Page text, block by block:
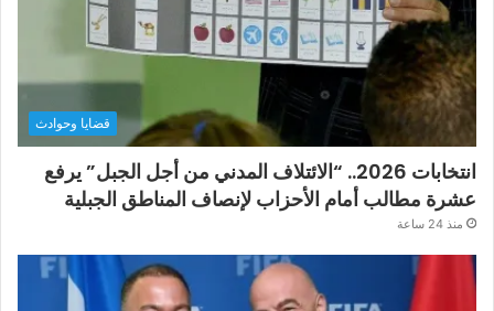
قضايا وحوادث
انتخابات 2026.. “الائتلاف المدني من أجل الجبل” يرفع
عشرة مطالب أمام الأحزاب لإنصاف المناطق الجبلية
منذ 24 ساعة